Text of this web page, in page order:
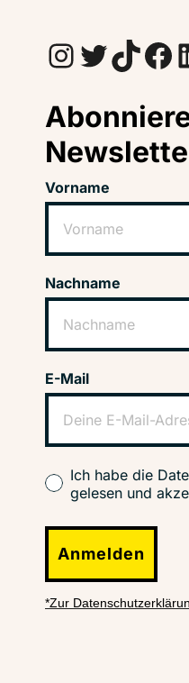
InstagramTwitter TikTok Facebook
Vorname
Nachname
E-Mail
Ich habe die
gelesen und
Anmelden
*Zur